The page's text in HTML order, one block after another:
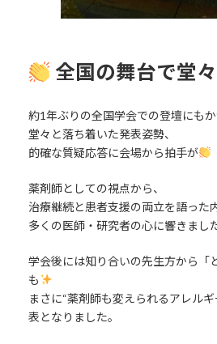
全国の舞台で堂
約1年ぶりの全国学会での登壇にもか
堂々と落ち着いた発表姿勢、
的確な質疑応答に会場から拍手が
薬剤師としての視点から、
治療継続と患者支援の両立を語った
多くの医師・研究者の心に響きました
学会後には知り合いの先生方から「
も
まさに“薬剤師も変えられるアレル
表となりました。